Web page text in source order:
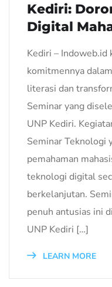
Kediri:
Digital
Kediri – Indoweb.id
komitmennya
literasi dan
Seminar yang
UNP Kediri.
Seminar Teknologi
pemahaman
teknologi digital
berkelanjutan.
penuh antusias ini
UNP Kediri […]
LEARN MORE